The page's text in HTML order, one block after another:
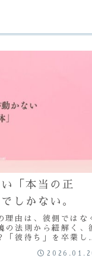
「本当の正
しかない。
理由は、彼側ではな
の法則から紐解く、
「彼待ち」を卒業し
トを解説。